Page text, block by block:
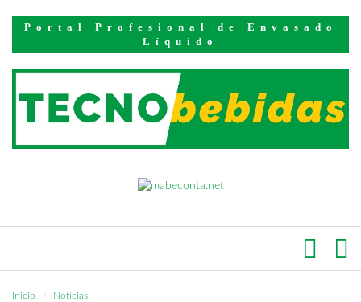
Portal Profesional de Envasado
Líquido
Inicio Noticias